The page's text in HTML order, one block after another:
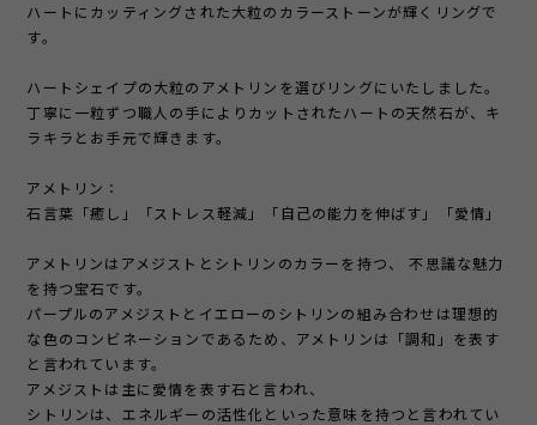
ハートにカッティングされた大粒のカラーストーンが輝くリングで
す。
ハートシェイプの大粒のアメトリンを選びリングにいたしました。
丁寧に一粒ずつ職人の手によりカットされたハートの天然石が、キ
ラキラとお手元で輝きます。
アメトリン：
石言葉「癒し」「ストレス軽減」「自己の能力を伸ばす」「愛情」
アメトリンはアメジストとシトリンのカラーを持つ、 不思議な魅力
を持つ宝石です。
パープルのアメジストとイエローのシトリンの組み合わせは理想的
な色のコンビネーションであるため、アメトリンは「調和」を表す
と言われています。
アメジストは主に愛情を表す石と言われ、
シトリンは、エネルギーの活性化といった意味を持つと言われてい